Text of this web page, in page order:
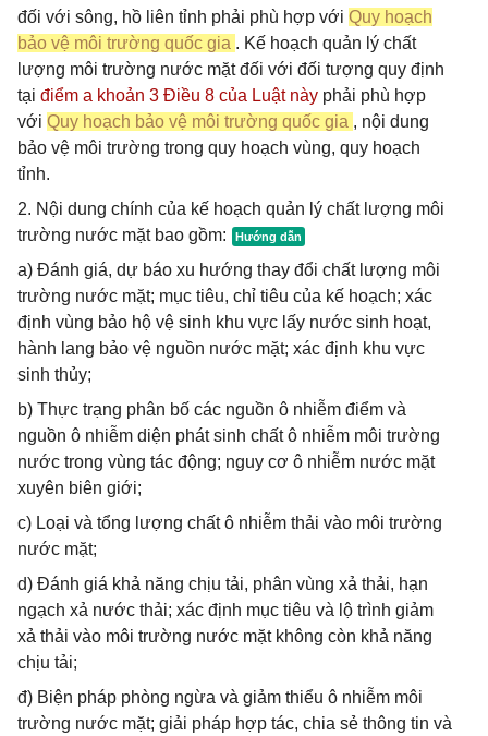
đối với sông, hồ liên tỉnh phải phù hợp với Quy hoạch
bảo vệ môi trường quốc gia . Kế hoạch quản lý chất
lượng môi trường nước mặt đối với đối tượng quy định
tại điểm a khoản 3 Điều 8 của Luật này phải phù hợp
với Quy hoạch bảo vệ môi trường quốc gia , nội dung
bảo vệ môi trường trong quy hoạch vùng, quy hoạch
tỉnh.
2. Nội dung chính của kế hoạch quản lý chất lượng môi
trường nước mặt bao gồm:
a) Đánh giá, dự báo xu hướng thay đổi chất lượng môi
trường nước mặt; mục tiêu, chỉ tiêu của kế hoạch; xác
định vùng bảo hộ vệ sinh khu vực lấy nước sinh hoạt,
hành lang bảo vệ nguồn nước mặt; xác định khu vực
sinh thủy;
b) Thực trạng phân bố các nguồn ô nhiễm điểm và
nguồn ô nhiễm diện phát sinh chất ô nhiễm môi trường
nước trong vùng tác động; nguy cơ ô nhiễm nước mặt
xuyên biên giới;
c) Loại và tổng lượng chất ô nhiễm thải vào môi trường
nước mặt;
d) Đánh giá khả năng chịu tải, phân vùng xả thải, hạn
ngạch xả nước thải; xác định mục tiêu và lộ trình giảm
xả thải vào môi trường nước mặt không còn khả năng
chịu tải;
đ) Biện pháp phòng ngừa và giảm thiểu ô nhiễm môi
trường nước mặt; giải pháp hợp tác, chia sẻ thông tin và